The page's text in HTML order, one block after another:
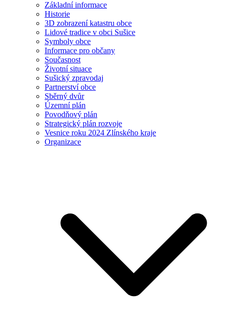
Základní informace
Historie
3D zobrazení katastru obce
Lidové tradice v obci Sušice
Symboly obce
Informace pro občany
Současnost
Životní situace
Sušický zpravodaj
Partnerství obce
Sběrný dvůr
Územní plán
Povodňový plán
Strategický plán rozvoje
Vesnice roku 2024 Zlínského kraje
Organizace